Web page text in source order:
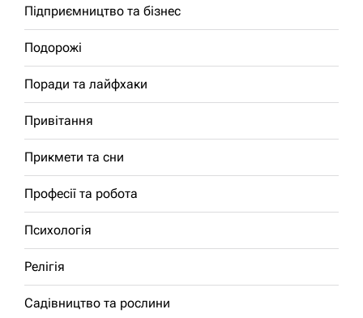
Підприємництво та бізнес
Подорожі
Поради та лайфхаки
Привітання
Прикмети та сни
Професії та робота
Психологія
Релігія
Садівництво та рослини